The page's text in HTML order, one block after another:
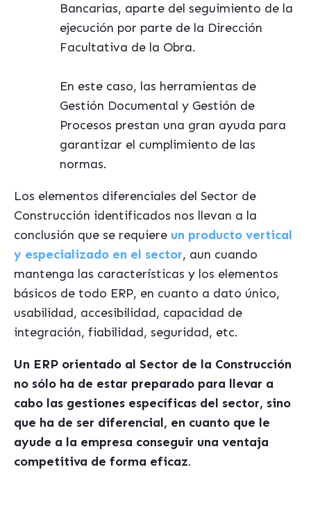
Bancarias, aparte del seguimiento de la
ejecución por parte de la Dirección
Facultativa de la Obra.
En este caso, las herramientas de
Gestión Documental y Gestión de
Procesos prestan una gran ayuda para
garantizar el cumplimiento de las
normas.
Los elementos diferenciales del Sector de
Construcción identificados nos llevan a la
conclusión que se requiere un producto vertical
y especializado en el sector, aun cuando
mantenga las características y los elementos
básicos de todo ERP, en cuanto a dato único,
usabilidad, accesibilidad, capacidad de
integración, fiabilidad, seguridad, etc.
Un ERP orientado al Sector de la Construcción
no sólo ha de estar preparado para llevar a
cabo las gestiones específicas del sector, sino
que ha de ser diferencial, en cuanto que le
ayude a la empresa conseguir una ventaja
competitiva de forma eficaz.